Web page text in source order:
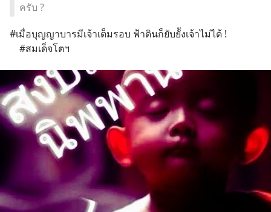
ครับ ?
#เมื่อบุญญาบารมีเจ้าเต็มรอบ ฟ้าดินก็ยับยัังเจ้าไม่ได้ !
    #สมเด็จโตฯ